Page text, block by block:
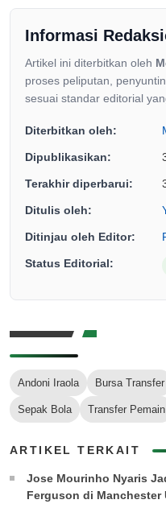
Informasi
Artikel ini diterbitkan oleh
proses peliputan,
sesuai standar editorial
Diterbitkan oleh:
Dipublikasikan:
Terakhir diperbarui:
Ditulis oleh:
Ditinjau oleh Editor:
Status Editorial:
Andoni Iraola Bursa Transfer
Sepak Bola Transfer Pemain
ARTIKEL TERKAIT
Jose Mourinho Nyaris
Ferguson di Manchester